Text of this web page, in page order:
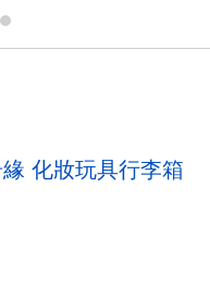
化妝玩具行李箱